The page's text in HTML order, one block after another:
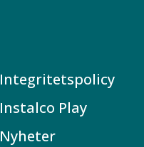
Integritetspolicy
Instalco Play
Nyheter